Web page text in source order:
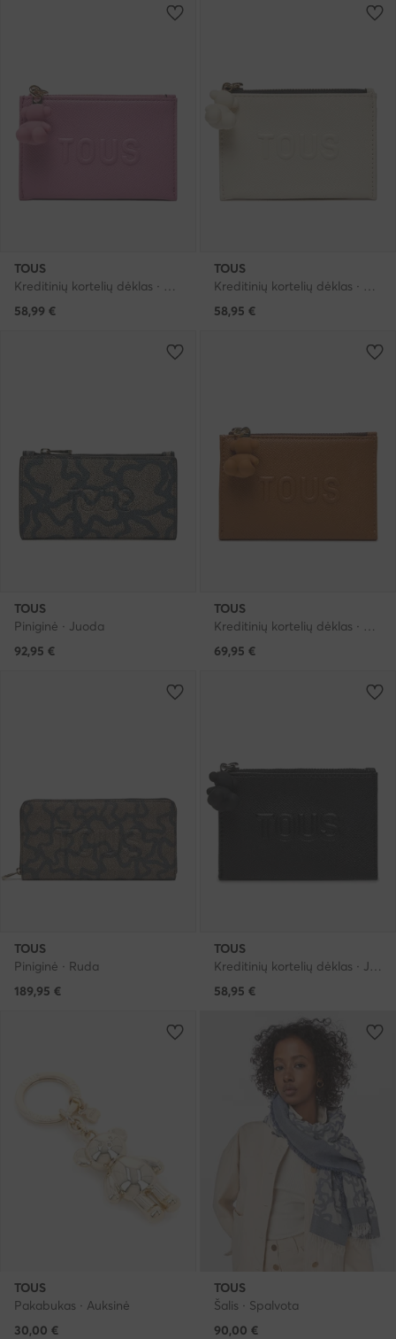
TOUS
Kreditinių kortelių dėklas · Rožinė
58,99 €
TOUS
Kreditinių kortelių dėklas · Smėlio
58,95 €
TOUS
Piniginė · Juoda
92,95 €
TOUS
Kreditinių kortelių dėklas · Ruda
69,95 €
TOUS
Piniginė · Ruda
189,95 €
TOUS
Kreditinių kortelių dėklas · Juoda
58,95 €
TOUS
Pakabukas · Auksinė
30,00 €
TOUS
Šalis · Spalvota
90,00 €